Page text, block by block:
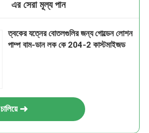
এর সেরা মূল্য পান
ত্বকের যত্নের বোতলগুলির জন্য গোল্ডেন লোশন
পাম্প বাম-ডান লক কে 204-2 কাস্টমাইজড
চালিয়ে